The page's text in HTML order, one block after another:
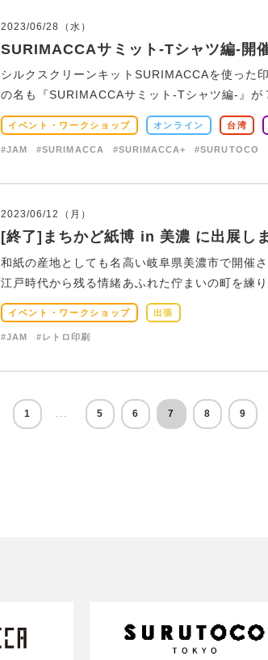
2023/06/28（水）
SURIMACCAサミット-Tシャツ編-開
シルクスクリーンキットSURIMACCAを使った
の名も『SURIMACCAサミット-Tシャツ編-』が
イベント・ワークショップ オンライン 台湾
#JAM #SURIMACCA #SURIMACCA+ #SURUTOCO
2023/06/12（月）
[終了]まちかど紙博 in 美濃 に出展し
和紙の産地としても名高い岐阜県美濃市で開催
江戸時代から残る情緒あふれた佇まいの町を練
イベント・ワークショップ 出張
#JAM #レトロ印刷
1 ... 5 6 7 8 9